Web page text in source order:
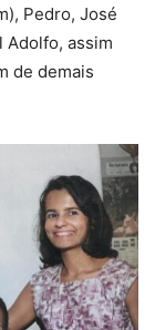
Pedro, José
Adolfo, assim
de demais